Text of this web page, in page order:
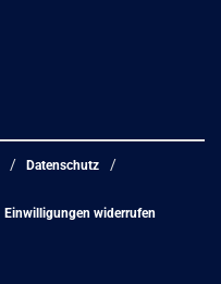
Datenschutz
Einwilligungen widerrufen